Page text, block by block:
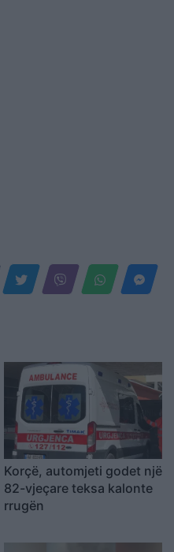
Korçë, automjeti godet një
82-vjeçare teksa kalonte
rrugën